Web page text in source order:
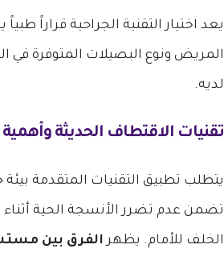
يعد اختيار التقنية الجراحية قراراً
المريض ونوع البصيلات المتوفرة في
لديه.
تقنيات الاقتطاف الحديثة
يتطلب تطبيق التقنيات المتقدمة
تضمن عدم تضرر الأنسجة الحية أثناء
الخلف للأمام. يظهر الفرق بين